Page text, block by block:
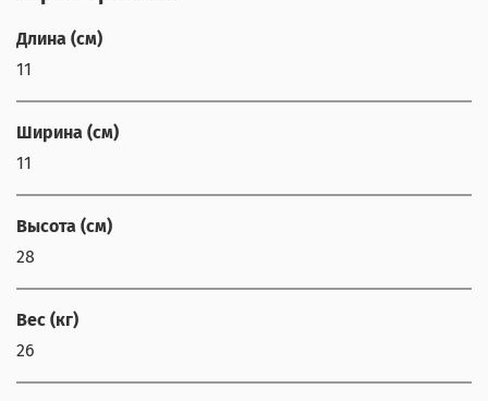
Длина (см)
11
Ширина (см)
11
Высота (см)
28
Вес (кг)
26